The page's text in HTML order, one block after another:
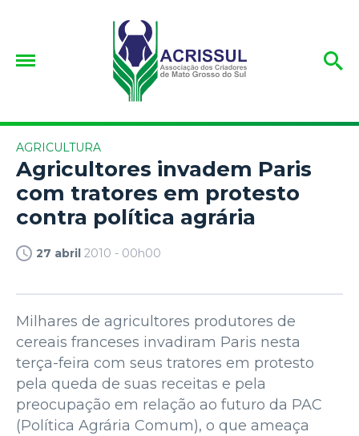
AGRICULTURA
Agricultores invadem Paris
com tratores em protesto
contra política agrária
27 abril 2010 - 00h00
Milhares de agricultores produtores de
cereais franceses invadiram Paris nesta
terça-feira com seus tratores em protesto
pela queda de suas receitas e pela
preocupação em relação ao futuro da PAC
(Política Agrária Comum), o que ameaça